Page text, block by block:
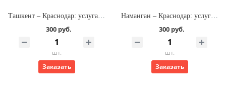
Ташкент – Краснодар: услуга оформления билета на самолёт
300 руб.
шт.
Заказать
Наманган – Краснодар: услуга оформления билета на самолёт
300 руб.
шт.
Заказать